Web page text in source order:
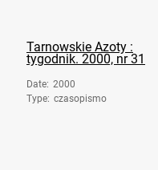
Azoty : tygodnik. 1997, nr
Azoty : tygodnik. 1997, nr
Azoty : tygodnik. 1997, nr
Azoty : tygodnik. 1997, nr
Tarnowskie Azoty :
tygodnik. 2000, nr 31
Date: 2000
Type: czasopismo